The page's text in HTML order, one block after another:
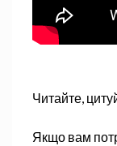
Читайте,
Якщо вам